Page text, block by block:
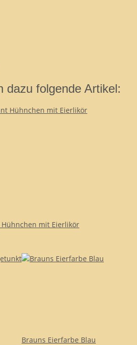
dazu folgende Artikel:
Hühnchen mit Eierlikör
Brauns Eierfarbe Blau